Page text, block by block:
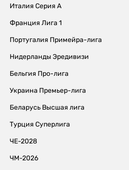
Италия Серия А
Франция Лига 1
Португалия Примейра-лига
Нидерланды Эредивизи
Бельгия Про-лига
Украина Премьер-лига
Беларусь Высшая лига
Турция Суперлига
ЧЕ-2028
ЧМ-2026